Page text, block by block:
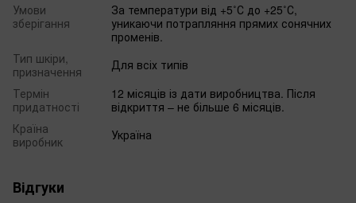
Умови
зберігання
За температури від +5˚С до +25˚С,
уникаючи потрапляння прямих сонячних
променів.
Тип шкіри,
призначення
Для всіх типів
Термін
придатності
12 місяців із дати виробництва. Після
відкриття – не більше 6 місяців.
Країна
виробник
Україна
Відгуки